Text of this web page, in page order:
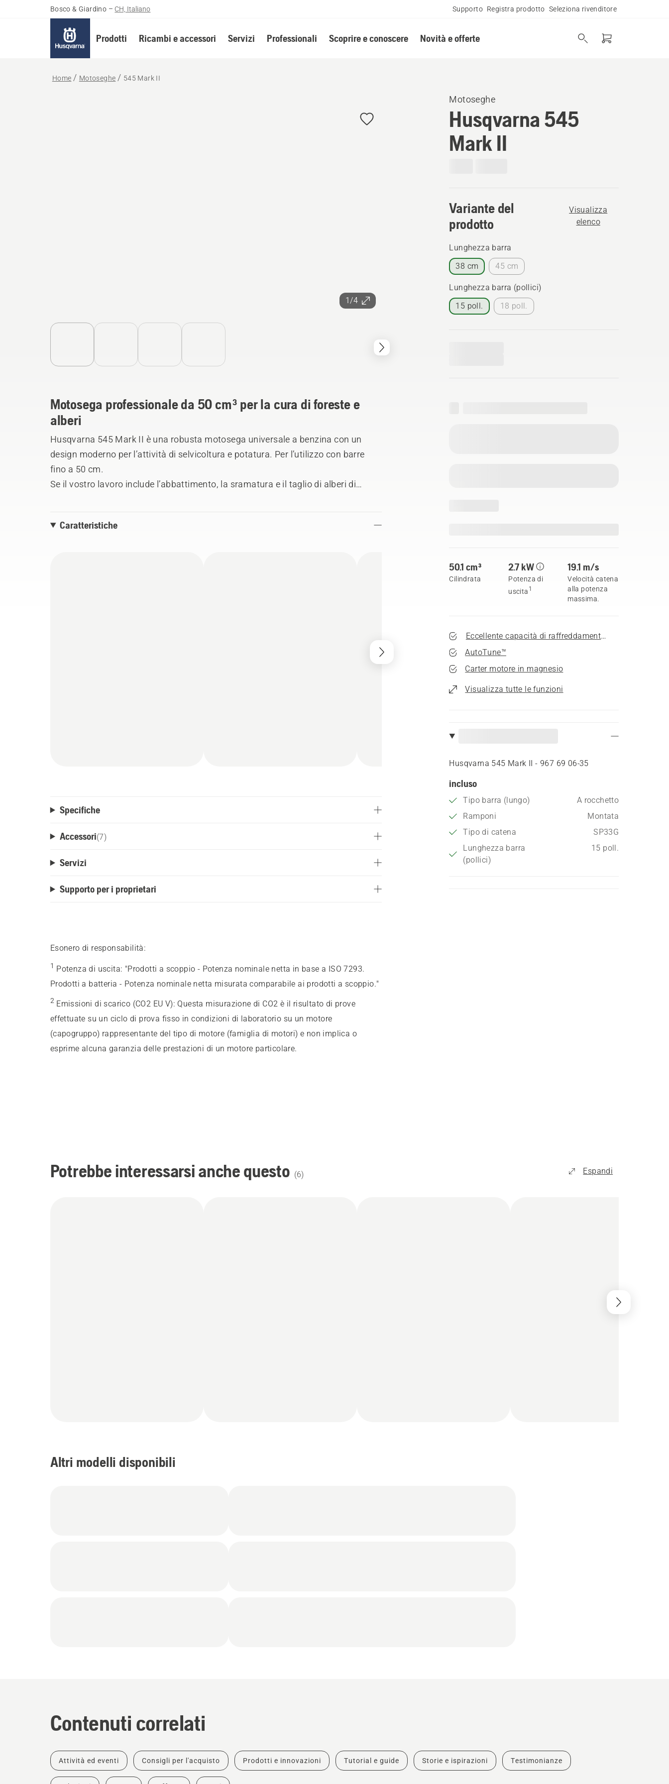
Bosco & Giardino – CH, Italiano Supporto Registra prodotto Seleziona rivenditore
Prodotti Ricambi e accessori Servizi Professionali Scoprire e conoscere Novità e offerte
Home Motoseghe 545 Mark II
1/4
Motoseghe
Husqvarna 545
Mark II
Variante del
prodotto
Visualizza
elenco
Lunghezza barra
38 cm
45 cm
Lunghezza barra (pollici)
15 poll.
18 poll.
50.1 cm³
Cilindrata
2.7 kW
Potenza di
uscita 1
19.1 m/s
Velocità catena
alla potenza
massima.
Eccellente capacità di raffreddamento per una vita
AutoTune™
Carter motore in magnesio
Visualizza tutte le funzioni
Husqvarna 545 Mark II - 967 69 06‑35
incluso
Tipo barra (lungo)
A rocchetto
Ramponi
Montata
Tipo di catena
SP33G
Lunghezza barra
(pollici)
15 poll.
Motosega professionale da 50 cm³ per la cura di foreste e
alberi
Husqvarna 545 Mark II è una robusta motosega universale a benzina con un
design moderno per l’attività di selvicoltura e potatura. Per l’utilizzo con barre
fino a 50 cm.
Se il vostro lavoro include l’abbattimento, la sramatura e il taglio di alberi di
che fa al caso vostro. Il design minimalista e le numerose e moderne funzioni, tra
Caratteristiche
Specifiche
Accessori(7)
Servizi
Supporto per i proprietari
Esonero di responsabilità:
1 Potenza di uscita: "Prodotti a scoppio - Potenza nominale netta in base a ISO 7293.
Prodotti a batteria - Potenza nominale netta misurata comparabile ai prodotti a scoppio."
2 Emissioni di scarico (CO2 EU V): Questa misurazione di CO2 è il risultato di prove
effettuate su un ciclo di prova fisso in condizioni di laboratorio su un motore
(capogruppo) rappresentante del tipo di motore (famiglia di motori) e non implica o
esprime alcuna garanzia delle prestazioni di un motore particolare.
Potrebbe interessarsi anche questo (6) Espandi
Altri modelli disponibili
Contenuti correlati
Attività ed eventi Consigli per l'acquisto Prodotti e innovazioni Tutorial e guide Storie e ispirazioni Testimonianze